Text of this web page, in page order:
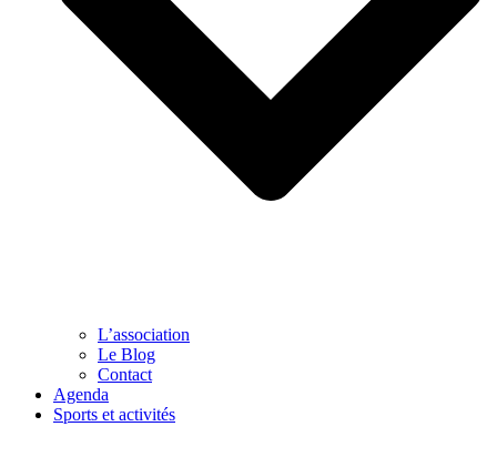
L’association
Le Blog
Contact
Agenda
Sports et activités